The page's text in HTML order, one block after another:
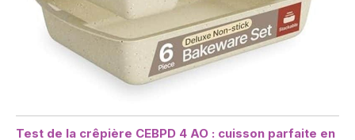
Test de la crêpière CEBPD 4 AO : cuisson parfaite en